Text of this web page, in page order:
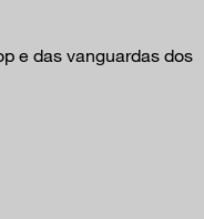
e das vanguardas dos